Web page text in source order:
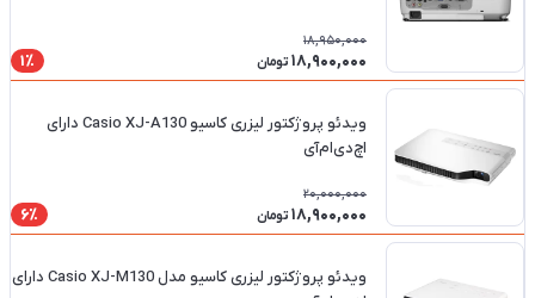
18,950,000
18,900,000 تومان 1٪
ویدئو پروژکتور لیزری کاسیو Casio XJ-A130 دارای
اچ‌دی‌ام‌آی
20,000,000
18,900,000 تومان 6٪
ویدئو پروژکتور لیزری کاسیو مدل Casio XJ-M130 دارای